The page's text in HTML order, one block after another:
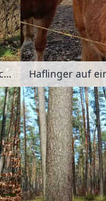
Görzker Delle bei Görzke, Fläming, Brandenburg, Deutschland